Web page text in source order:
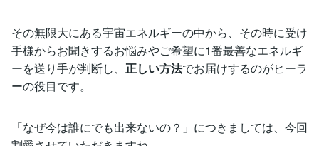
その無限大にある宇宙エネルギーの中から、その時に受け
手様からお聞きするお悩みやご希望に1番最善なエネルギ
ーを送り手が判断し、 正しい方法でお届けするのがヒーラ
ーの役目です。
「なぜ今は誰にでも出来ないの？」につきましては、今回